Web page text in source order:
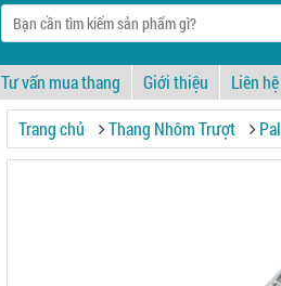
Tư vấn mua thang Giới thiệu Liên hệ
Trang chủ Thang Nhôm Trượt Pal